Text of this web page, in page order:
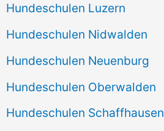
Hundeschulen Luzern
Hundeschulen Nidwalden
Hundeschulen Neuenburg
Hundeschulen Oberwalden
Hundeschulen Schaffhausen